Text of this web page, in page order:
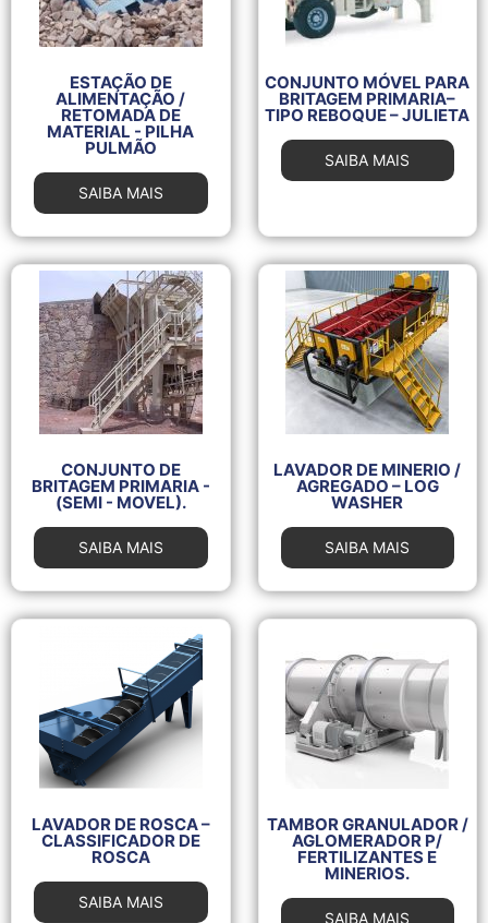
ESTAÇÃO DE
ALIMENTAÇÃO /
RETOMADA DE
MATERIAL - PILHA
PULMÃO
SAIBA MAIS
CONJUNTO MÓVEL PARA
BRITAGEM PRIMARIA–
TIPO REBOQUE – JULIETA
SAIBA MAIS
CONJUNTO DE
BRITAGEM PRIMARIA -
(SEMI - MOVEL).
SAIBA MAIS
LAVADOR DE MINERIO /
AGREGADO – LOG
WASHER
SAIBA MAIS
LAVADOR DE ROSCA –
CLASSIFICADOR DE
ROSCA
SAIBA MAIS
TAMBOR GRANULADOR /
AGLOMERADOR P/
FERTILIZANTES E
MINERIOS.
SAIBA MAIS